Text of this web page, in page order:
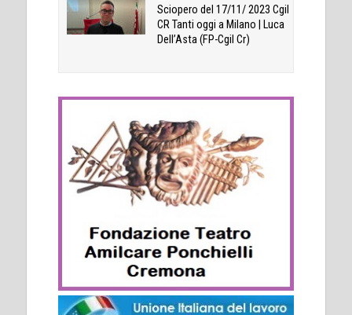
Sciopero del 17/11/ 2023 Cgil
CR Tanti oggi a Milano | Luca
Dell’Asta (FP-Cgil Cr)